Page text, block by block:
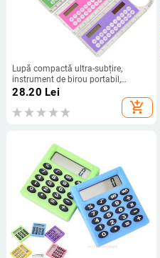
Lupă compactă ultra-subțire,
instrument de birou portabil,
practic, versatil, rechizite școlare,
obligatoriu
28.20 Lei
add_shopping_cart